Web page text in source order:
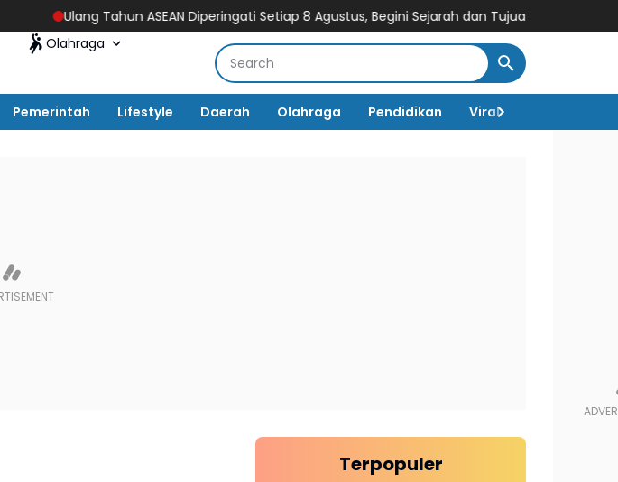
Ulang Tahun ASEAN Diperingati Setiap 8 Agustus, Begini Sejarah dan Tujuan Pembentukannya
Olahraga
Pemerintah Lifestyle Daerah Olahraga Pendidikan Viral
Terpopuler